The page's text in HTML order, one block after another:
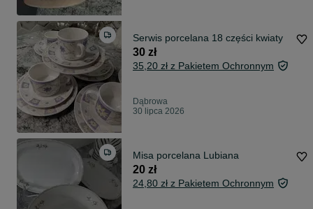
Serwis porcelana 18 części kwiaty
30 zł
35,20 zł z Pakietem Ochronnym
Dąbrowa
30 lipca 2026
Misa porcelana Lubiana
20 zł
24,80 zł z Pakietem Ochronnym